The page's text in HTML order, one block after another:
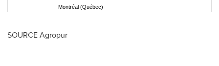
Montréal (Québec)
SOURCE Agropur